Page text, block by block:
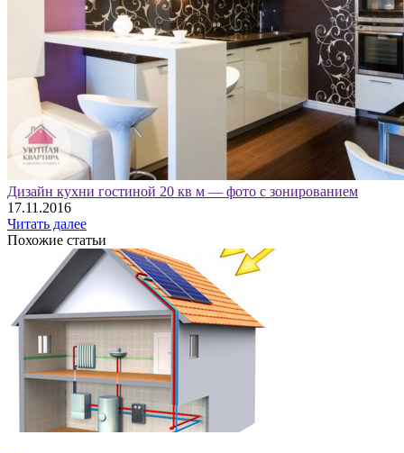
Дизайн кухни гостиной 20 кв м — фото с зонированием
17.11.2016
Читать далее
Похожие статьи